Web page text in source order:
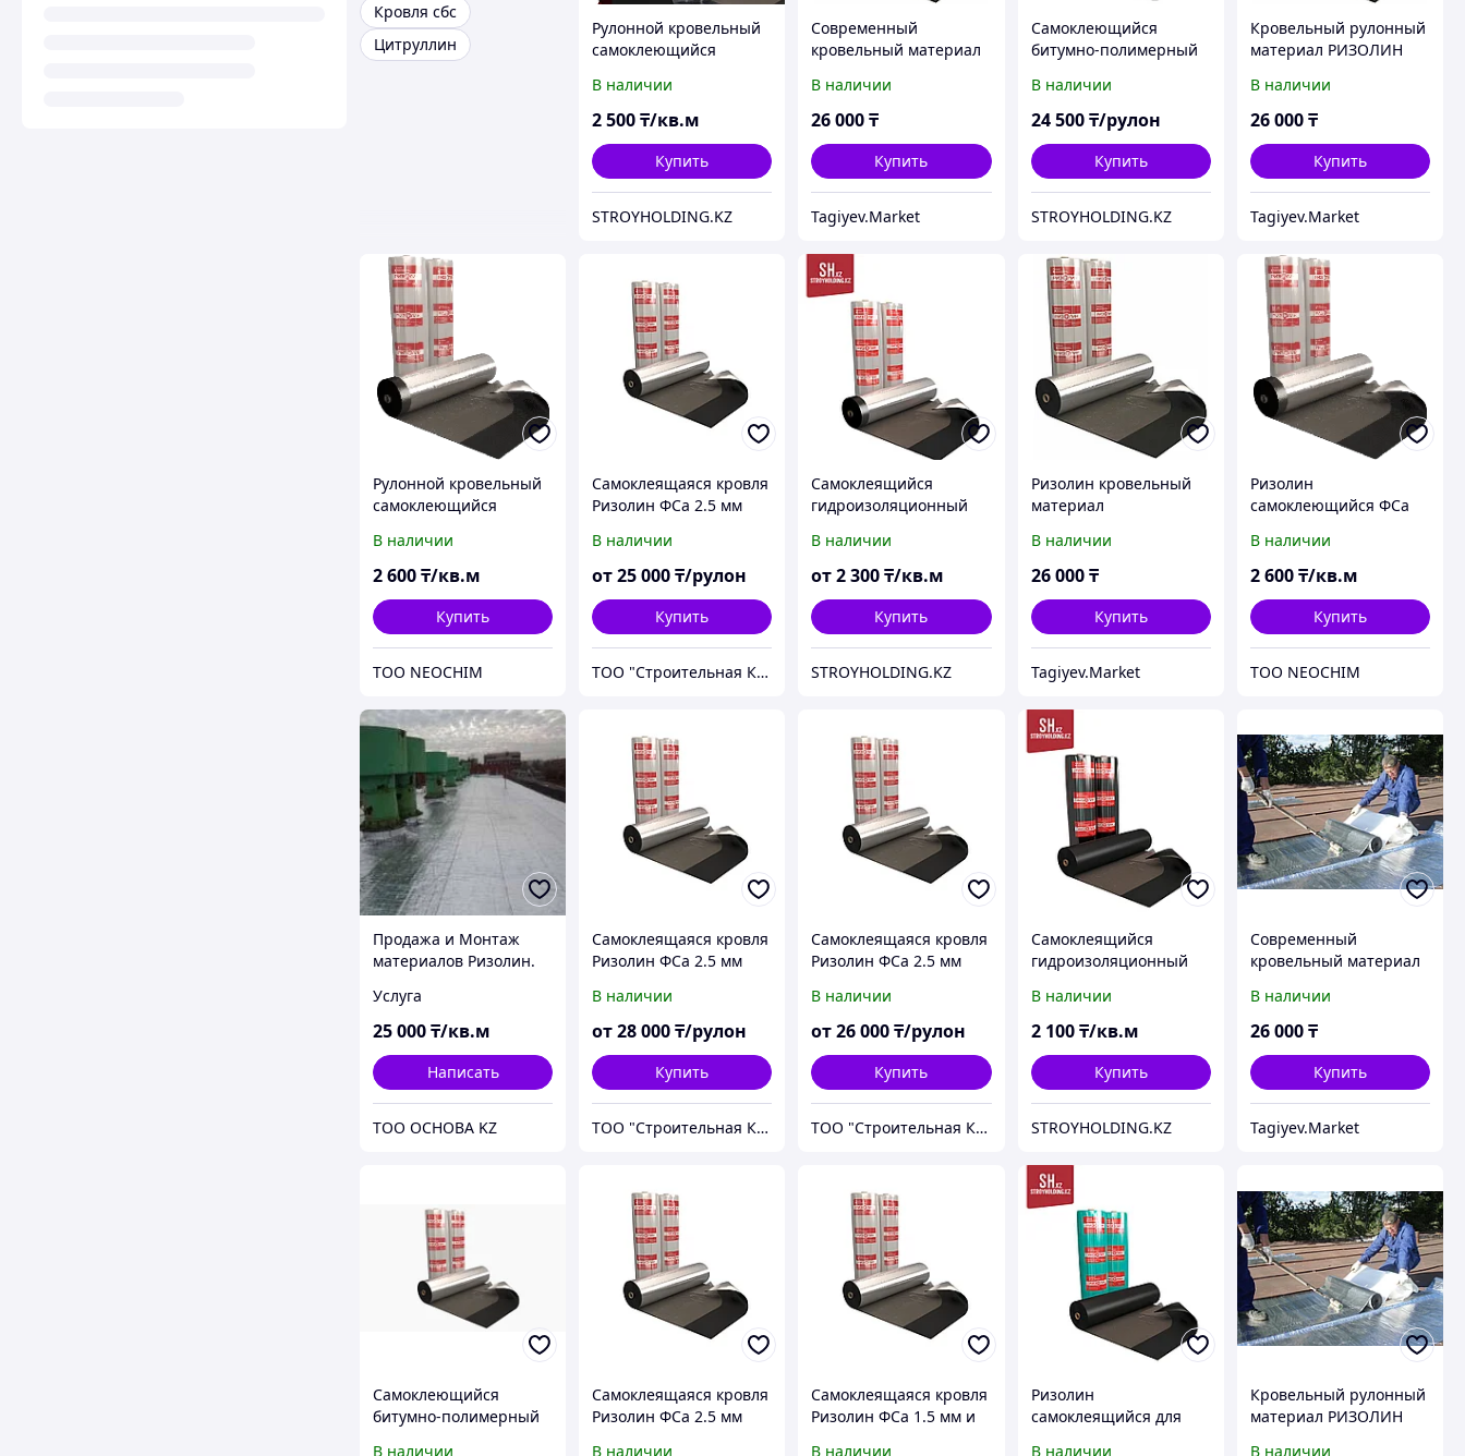
Кровля сбс
Цитруллин
Рулонной кровельный
самоклеющийся
матириал Ризолин
В наличии
2 500₸/кв.м
Купить
STROYHOLDING.KZ
Современный
кровельный материал
В наличии
26 000₸
Купить
Tagiyev.Market
Самоклеющийся
битумно-полимерный
Ризолин
В наличии
24 500 ₸/рулон
Купить
STROYHOLDING.KZ
Кровельный рулонный
материал РИЗОЛИН
В наличии
26 000₸
Купить
Tagiyev.Market
Рулонной кровельный
самоклеющийся
матириал Ризолин
В наличии
2 600₸/кв.м
Купить
ТОО NEOCHIM
Самоклеящаяся кровля
Ризолин ФСа 2.5 мм
В наличии
от25 000₸/рулон
Купить
ТОО "Строительная Компания Твой Дом"
Самоклеящийся
гидроизоляционный
Ризолин ФСа 2,5
В наличии
от2 300₸/кв.м
Купить
STROYHOLDING.KZ
Ризолин кровельный
материал
В наличии
26 000 ₸
Купить
Tagiyev.Market
Ризолин
самоклеющийся ФСа
В наличии
2 600₸/кв.м
Купить
ТОО NEOCHIM
Продажа и Монтаж
материалов Ризолин.
Услуга
25 000₸/кв.м
Написать
ТОО ОСНОВА KZ
Самоклеящаяся кровля
Ризолин ФСа 2.5 мм
В наличии
от28 000₸/рулон
Купить
ТОО "Строительная Компания Твой Дом"
Самоклеящаяся кровля
Ризолин ФСа 2.5 мм
В наличии
от26 000₸/рулон
Купить
ТОО "Строительная Компания Твой Дом"
Самоклеящийся
гидроизоляционный
Ризолин АС 2,5
В наличии
2 100 ₸/кв.м
Купить
STROYHOLDING.KZ
Современный
кровельный материал
В наличии
26 000₸
Купить
Tagiyev.Market
Самоклеющийся
битумно-полимерный
В наличии
Самоклеящаяся кровля
Ризолин ФСа 2.5 мм
В наличии
Самоклеящаяся кровля
Ризолин ФСа 1.5 мм и
В наличии
Ризолин
самоклеящийся для
В наличии
Кровельный рулонный
материал РИЗОЛИН
В наличии